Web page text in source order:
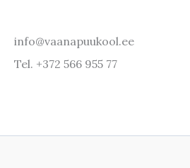
info@vaanapuukool.ee
Tel. +372 566 955 77